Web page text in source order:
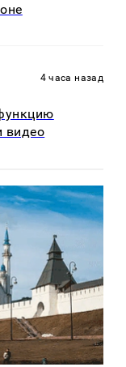
4 часа назад
видео